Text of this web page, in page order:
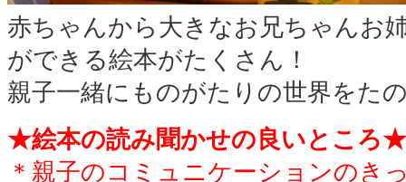
赤ちゃんから大きなお兄ちゃんお
ができる絵本がたくさん！
親子一緒にものがたりの世界をた
★絵本の読み聞かせの良いところ★
＊親子のコミュニケーションのき